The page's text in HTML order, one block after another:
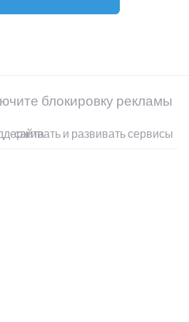
блокировку рекламы
Реклама помогает поддерживать и развивать сервисы сайта